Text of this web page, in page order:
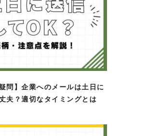
問】企業へのメールは土日に
夫？適切なタイミングとは